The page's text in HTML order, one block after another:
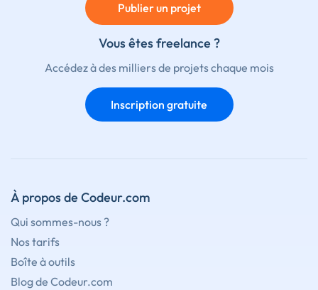
Publier un projet
Vous êtes freelance ?
Accédez à des milliers de projets chaque mois
Inscription gratuite
À propos de Codeur.com
Qui sommes-nous ?
Nos tarifs
Boîte à outils
Blog de Codeur.com